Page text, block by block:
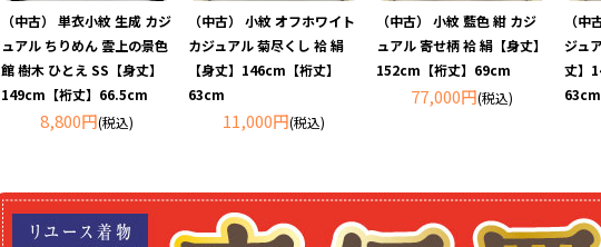
（中古） 単衣小紋 生成 カジ
ュアル ちりめん 雲上の景色
館 樹木 ひとえ SS【身丈】
149cm【裄丈】66.5cm
8,800円(税込)
（中古） 小紋 オフホワイト
カジュアル 菊尽くし 袷 絹
【身丈】146cm【裄丈】
63cm
11,000円(税込)
（中古） 小紋 藍色 紺 カジ
ュアル 寄せ柄 袷 絹【身丈】
152cm【裄丈】69cm
77,000円(税込)
（
ジュ
丈】
63cm